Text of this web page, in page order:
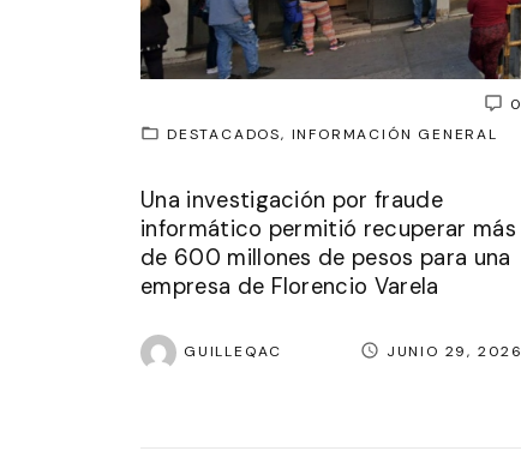
0
DESTACADOS INFORMACIÓN GENERAL
Una investigación por fraude
informático permitió recuperar más
de 600 millones de pesos para una
empresa de Florencio Varela
GUILLEQAC JUNIO 29, 2026